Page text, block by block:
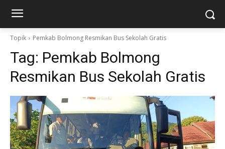
Topik Pemkab Bolmong Resmikan Bus Sekolah Gratis
Tag: Pemkab Bolmong
Resmikan Bus Sekolah Gratis